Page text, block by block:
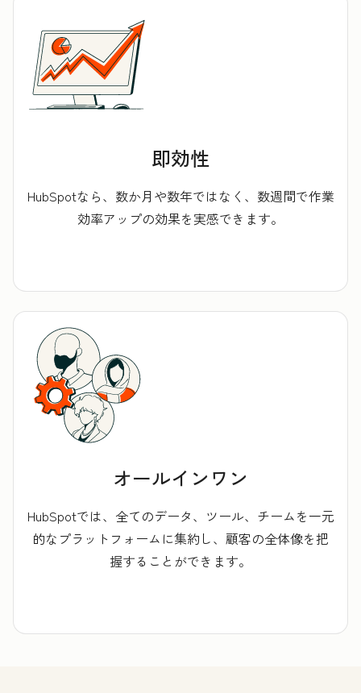
即効性
HubSpotなら、数か月や数年ではなく、数週間で作業
効率アップの効果を実感できます。
オールインワン
HubSpotでは、全てのデータ、ツール、チームを一元
的なプラットフォームに集約し、顧客の全体像を把
握することができます。